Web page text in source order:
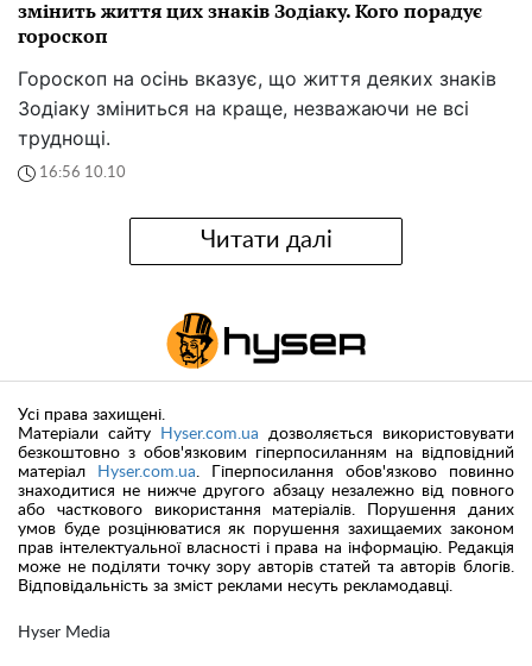
змінить життя цих знаків Зодіаку. Кого порадує
гороскоп
Гороскоп на осінь вказує, що життя деяких знаків
Зодіаку зміниться на краще, незважаючи не всі
труднощі.
16:56 10.10
Читати далі
Hyser Media
Усі права захищені.
Матеріали сайту
Hyser.com.ua дозволяється використовувати
безкоштовно з обов'язковим гіперпосиланням на відповідний
матеріал
Hyser.com.ua . Гіперпосилання обов'язково повинно
знаходитися не нижче другого абзацу незалежно від повного
або часткового використання матеріалів. Порушення даних
умов буде розцінюватися як порушення захищаемих законом
прав інтелектуальної власності і права на інформацію. Редакція
може не поділяти точку зору авторів статей та авторів блогів.
Відповідальність за зміст реклами несуть рекламодавці.